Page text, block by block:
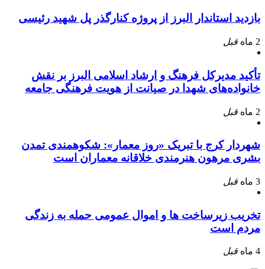
بازدید استاندار البرز از پروژه کنارگذر پل شهید رئیسی
2 ماه قبل
تأکید مدیرکل فرهنگ و ارشاد اسلامی البرز بر نقش
خانواده‌های شهدا در صیانت از هویت فرهنگی جامعه
2 ماه قبل
شهردار کرج با تبریک «روز معمار»: شکوهمندی تمدن
بشری مرهون هنرمندی خلاقانه معماران است
3 ماه قبل
تخریب زیرساخت ها و اموال عمومی حمله به زندگی
مردم است
4 ماه قبل